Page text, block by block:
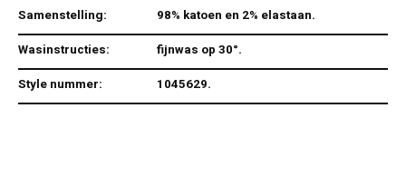
Samenstelling:
98% katoen en 2% elastaan.
Wasinstructies:
fijnwas op 30°.
Style nummer:
1045629.